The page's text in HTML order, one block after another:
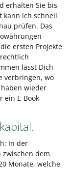
erhalten Sie bis
kann ich schnell
prüfen. Das
ersten Projekte
lässt Dich
verbringen, wo
wieder
ein E-Book
In der
zwischen dem
Monate, welche